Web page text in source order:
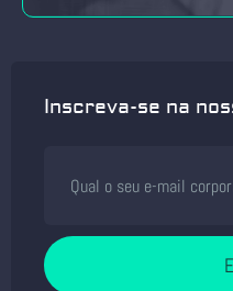
Inscreva-se na